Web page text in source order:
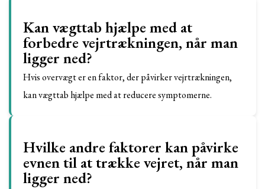
Kan vægttab hjælpe med at
forbedre vejrtrækningen, når man
ligger ned?
Hvis overvægt er en faktor, der påvirker vejrtrækningen,
kan vægttab hjælpe med at reducere symptomerne.
Hvilke andre faktorer kan påvirke
evnen til at trække vejret, når man
ligger ned?